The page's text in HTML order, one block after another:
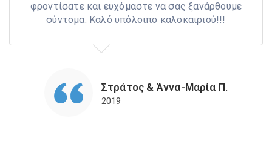
φροντίσατε και ευχόμαστε να σας ξανάρθουμε
σύντομα. Καλό υπόλοιπο καλοκαιριού!!!
Στράτος & Άννα-Μαρία Π.
2019